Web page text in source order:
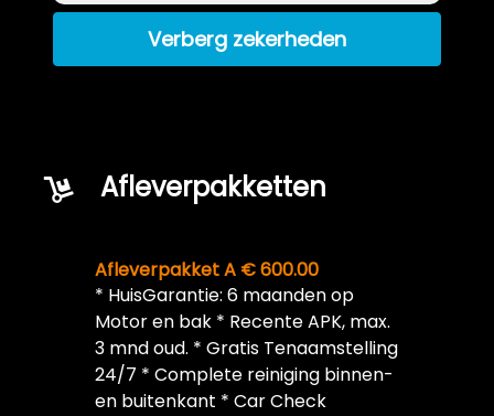
Verberg zekerheden
Afleverpakketten
Afleverpakket A € 600.00
* HuisGarantie: 6 maanden op
Motor en bak * Recente APK, max.
3 mnd oud. * Gratis Tenaamstelling
24/7 * Complete reiniging binnen-
en buitenkant * Car Check